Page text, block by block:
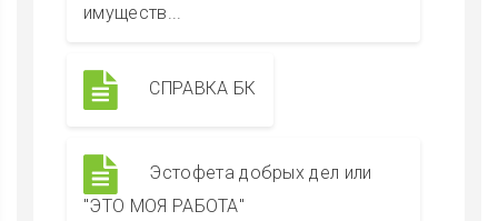
имуществ...
СПРАВКА БК
Эстофета добрых дел или
"ЭТО МОЯ РАБОТА"